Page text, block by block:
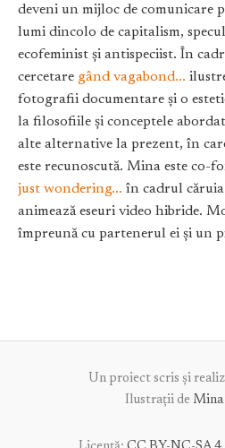
deveni un mijloc de comunicare
lumi dincolo de capitalism,
ecofeminist și antispeciist. În
cercetare gând vagabond...
fotografii documentare și o
la filosofiile și conceptele
alte alternative la prezent, în
este recunoscută. Mina este co-
just wondering... în cadrul căruia
animează eseuri video hibride.
împreună cu partenerul ei și un
Un proiect scris și
Ilustrații de Mina